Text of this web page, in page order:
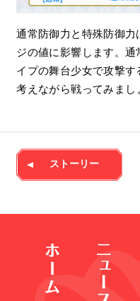
通常防御力と特殊防御
ジの値に影響します。
イプの舞台少女で攻撃
考えながら戦ってみまし
ストーリー